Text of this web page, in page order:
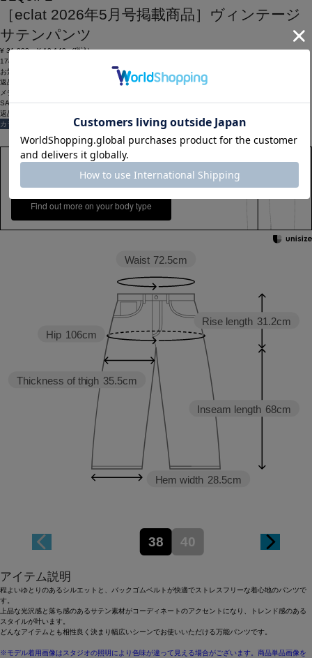
［eclat 2026年5月号掲載商品］ヴィンテージ
サテンパンツ
¥ 31,900 ¥ 19,140
(税込)
174ポイント還元 (BIGIポイント)
お気に入りアイテム登録数：
返品可
メディア掲載
SALE
返品について
カラー・サイズを選択する
158cm 51kgRecommended
38
Find out more on your body type
Inseam length 68cm
Rise length 31.2cm
Hem width 28.5cm
Thickness of thigh 35.5cm
Hip 106cm
Waist 72.5cm
38 40
アイテム説明
程よいゆとりのあるシルエットと、バックゴムベルトが快適でストレスフリーな着心地のパンツで
す。
上品な光沢感と落ち感のあるサテン素材がコーディネートのアクセントになり、トレンド感のある
スタイルが叶います。
どんなアイテムとも相性良く決まり幅広いシーンでお使いいただける万能パンツです。
※モデル着用画像はスタジオの照明により色味が違って見える場合がございます。商品単品画像を